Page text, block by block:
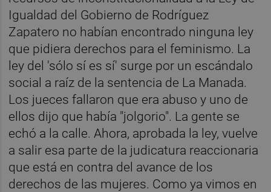
Igualdad del Gobierno de Rodríguez
Zapatero no habían encontrado ninguna ley
que pidiera derechos para el feminismo. La
ley del 'sólo sí es sí' surge por un escándalo
social a raíz de la sentencia de La Manada.
Los jueces fallaron que era abuso y uno de
ellos dijo que había "jolgorio". La gente se
echó a la calle. Ahora, aprobada la ley, vuelve
a salir esa parte de la judicatura reaccionaria
que está en contra del avance de los
derechos de las mujeres. Como ya vimos en